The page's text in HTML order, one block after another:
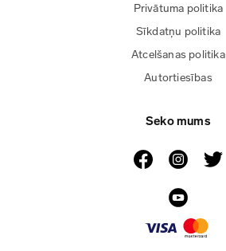
Privātuma politika
Sīkdatņu politika
Atcelšanas politika
Autortiesības
Seko mums